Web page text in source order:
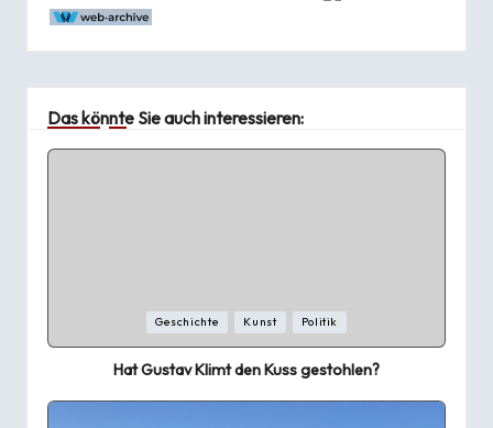
Das könnte Sie auch interessieren:
in
Geschichte Kunst Politik
Hat Gustav Klimt den Kuss gestohlen?